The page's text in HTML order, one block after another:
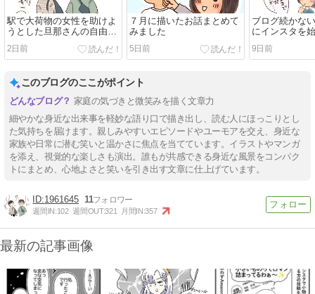
駅で大荷物の女性を助けよ
うとした旦那さんの自由行
2日前
７月に描いたお話まとめて
みました
5日前
ブログ続かな
にインスタを
9日前
このブログのここがポイント
家庭の気づきと微笑みを描く文章力
細やかな身近な出来事を軽妙な語り口で描き出し、読む人にほっこりとし
た気持ちを届けます。親しみやすいエピソードやユーモアを交え、身近な
家族や日常に潜む笑いと温かさに焦点を当てています。イラストやマンガ
を添え、視覚的な楽しさも演出。誰もが共感できる身近な風景をコンパク
トにまとめ、心地よさと笑いを引き出す文章に仕上げています。
1961645 11
週間IN:102 週間OUT:321 月間IN:357
最新の記事画像